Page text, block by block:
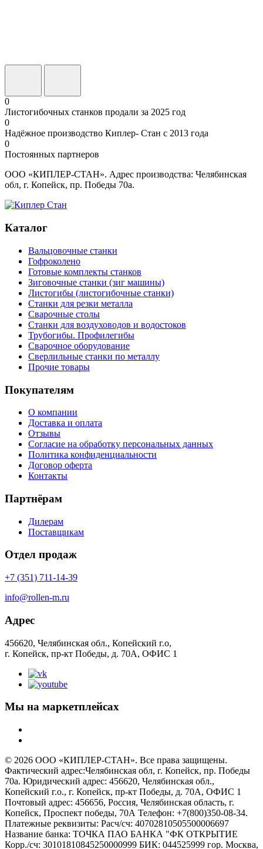
0
Листогибочных станков продали за 2025 год
0
Надёжное производство Киплер- Стан с 2013 года
0
Постоянных партнеров
ООО «КИПЛЕР-СТАН». Адрес производства: Челябинская
обл, г. Копейск, пр. Победы 70а.
Каталог
Вальцовочные станки
Гофроколено
Готовые комплекты станков
Зиговочные станки (зиг машины)
Листогибы (листогибочные станки)
Станки для резки металла
Сварочные столы
Станки для воздуховодов и водостоков
Трубогибы. Профилегибы
Сварочное оборудование
Сверлильные станки по металлу
Прочие товары
Покупателям
О компании
Доставка и оплата
Отзывы
Согласие на обработку персональных данных
Политика конфиденциальности
Договор оферта
Контакты
Партнёрам
Дилерам
Поставщикам
Отдел продаж
+7 (351) 711-14-39
info@rollen-m.ru
Адрес
456620, Челябинская обл., Копейский г.о,
г. Копейск, пр-кт Победы, д. 70А, ОФИС 1
Мы на маркетплейсах
© 2026 ООО «КИПЛЕР-СТАН». Все права защищены.
Фактический адрес:Челябинская обл, г. Копейск, пр. Победы
70а. Юридический адрес: 456620, Челябинская обл.,
Копейский г.о., г. Копейск, пр-кт Победы, д. 70А, ОФИС 1
Почтовый адрес: 456656, Россия, Челябинская область, г.
Копейск, Проспект победы, 70А Телефон: +7(800)350-08-34.
Платежные реквизиты: Расч/сч: 40702810505500006697
Название банка: ТОЧКА ПАО БАНКА "ФК ОТКРЫТИЕ
Корр./сч: 30101810845250000999 БИК: 044525999 гор. Москва,